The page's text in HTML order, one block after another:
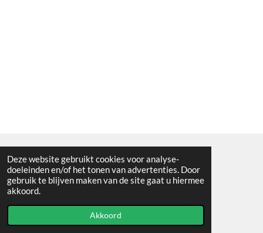
Deze website gebruikt cookies voor analyse-
doeleinden en/of het tonen van advertenties. Door
gebruik te blijven maken van de site gaat u hiermee
akkoord.
Akkoord
Algemene voorwaarden
© 2021 - RC en mineralenshop Het vlinderpad